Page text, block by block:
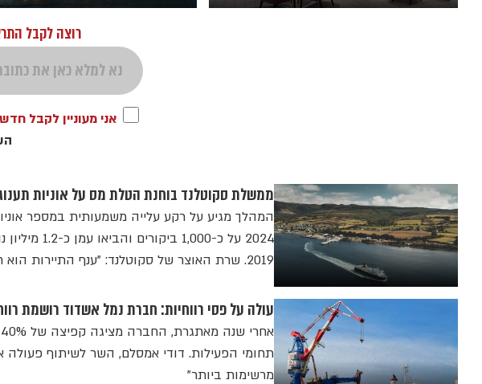
רוצה לקבל
אני מעוניין לקבל
ממשלת סקוטלנד בוחנת הטלת מס על אוניות
המהלך מגיע על רקע עלייה משמעותית במספר
2019. שרת האוצר של סקוטלנד: "ענף התיירות הוא חלק חשוב ביותר מהכלכלה הסקוטית"
עולה על פסי רווחיות: חברת נמל אשדוד רושמת רווח
תחומי הפעילות. דודי אמסלם, השר לשיתוף פעולה
מרשימות ביותר"